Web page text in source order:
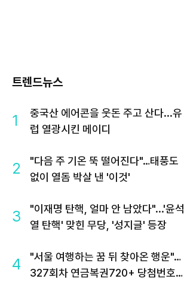
트렌드뉴스
1
중국산 에어콘을 웃돈 주고 산다...유
럽 열광시킨 메이디
2
"다음 주 기온 뚝 떨어진다"…태풍도
없이 열돔 박살 낸 '이것'
3
"이재명 탄핵, 얼마 안 남았다"...'윤석
열 탄핵' 맞힌 무당, '성지글' 등장
4
"서울 여행하는 꿈 뒤 찾아온 행운"…
327회차 연금복권720+ 당첨번호조